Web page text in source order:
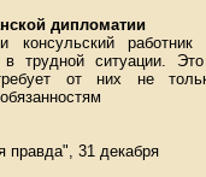
дипломатии
работник
трудной ситуации.
от них не
31 декабря